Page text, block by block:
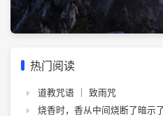
热门阅读
道教咒语 ｜ 致雨咒
烧香时，香从中间烧断了暗示